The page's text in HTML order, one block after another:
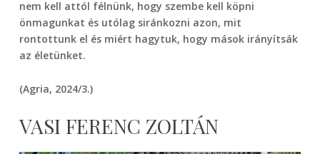
nem kell attól félnünk, hogy szembe kell köpni
önmagunkat és utólag siránkozni azon, mit
rontottunk el és miért hagytuk, hogy mások irányítsák
az életünket.
(Agria, 2024/3.)
VASI FERENC ZOLTÁN